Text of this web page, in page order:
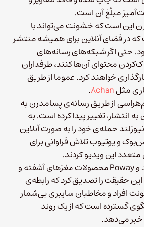
مبلّغ آن است.
این است که خشونت می‌تواند با
در فضای آنلاین برای همیشه منتشر
حتی اگر شبکه‌های رسانه‌های
محتوای آن‌ها کنند، طرفداران
خواهند کرد. عموما از طریق
مثل8chan
.
از طریق رسانه‌ی پسامدرن به
انتشار، تغییر پیدا کرده است. به
حمله‌ی خود را به صورت آنلاین
و یوتیوب تلاش فراوانی برای
متعدد این ویدیو کردند.
حملات نروژ، نیوزلند و Poway محصولات مغزهای آشفته و
حقیقت را تصدیق کرد که رابطه‌ی
افراد و مخاطبان سایبری بی‌شمار
گسترده است که از یک روند
خبر می‌دهد.